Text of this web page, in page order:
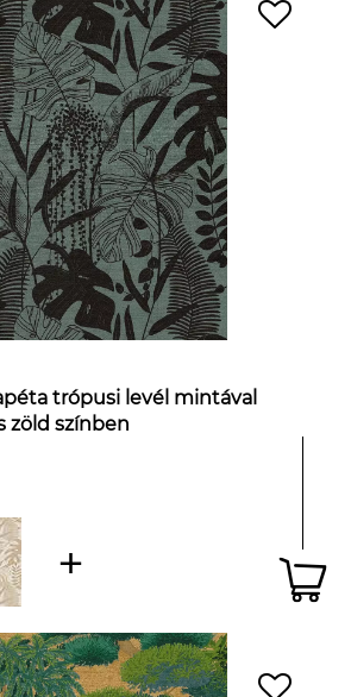
trópusi levél mintával
zöld színben